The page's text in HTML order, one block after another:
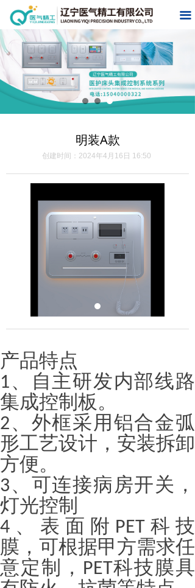
끀
首页
关于我们
产品中心
新闻中心
在线留言
明装A款
创建时间： 2024年4月16日 16:50
产品特点
1、自主研发内部线路
集成控制板。
2、外框采用铝合金弧
形工艺设计，安装拆卸
方便。
3、可连接病房开关，
灯光控制
4 、表面附 PET 科技
膜，可根据甲方需求任
意定制， PET科技膜具